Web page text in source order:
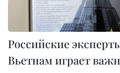
Российские
Вьетнам играет